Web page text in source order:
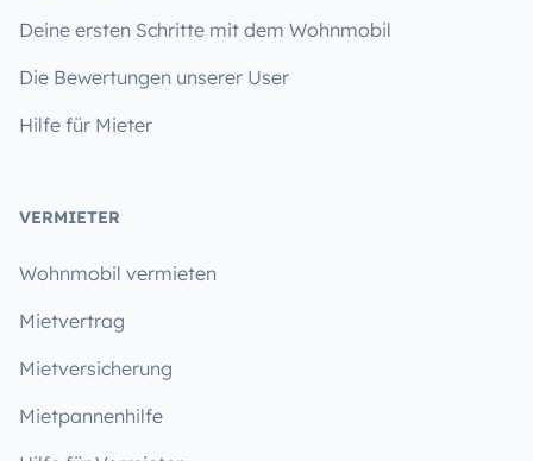
Deine ersten Schritte mit dem Wohnmobil
Die Bewertungen unserer User
Hilfe für Mieter
VERMIETER
Wohnmobil vermieten
Mietvertrag
Mietversicherung
Mietpannenhilfe